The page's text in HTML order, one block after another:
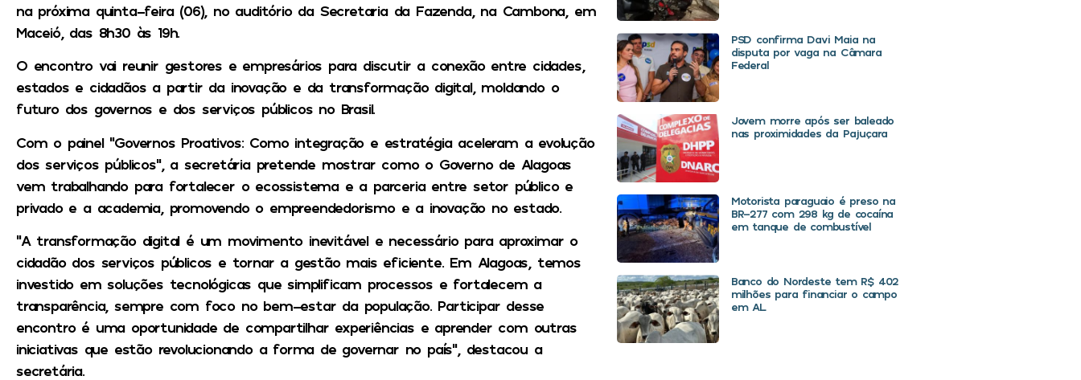
na próxima quinta-feira (06), no auditório da Secretaria da Fazenda, na Cambona, em
Maceió, das 8h30 às 19h.
O encontro vai reunir gestores e empresários para discutir a conexão entre cidades,
estados e cidadãos a partir da inovação e da transformação digital, moldando o
futuro dos governos e dos serviços públicos no Brasil.
Com o painel “Governos Proativos: Como integração e estratégia aceleram a evolução
dos serviços públicos”, a secretária pretende mostrar como o Governo de Alagoas
vem trabalhando para fortalecer o ecossistema e a parceria entre setor público e
privado e a academia, promovendo o empreendedorismo e a inovação no estado.
“A transformação digital é um movimento inevitável e necessário para aproximar o
cidadão dos serviços públicos e tornar a gestão mais eficiente. Em Alagoas, temos
investido em soluções tecnológicas que simplificam processos e fortalecem a
transparência, sempre com foco no bem-estar da população. Participar desse
encontro é uma oportunidade de compartilhar experiências e aprender com outras
iniciativas que estão revolucionando a forma de governar no país”, destacou a
secretária.
PSD confirma Davi Maia na
disputa por vaga na Câmara
Federal
Jovem morre após ser baleado
nas proximidades da Pajuçara
Motorista paraguaio é preso na
BR-277 com 298 kg de cocaína
em tanque de combustível
Banco do Nordeste tem R$ 402
milhões para financiar o campo
em AL